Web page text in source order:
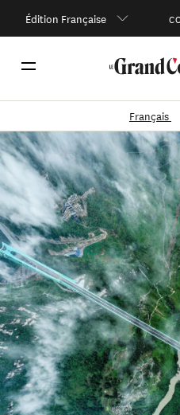
Édition Française
Français